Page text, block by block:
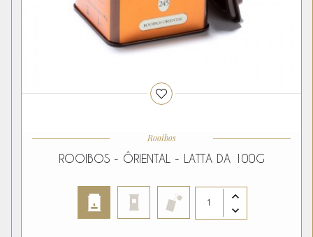
Rooibos
ROOIBOS - ÔRIENTAL - LATTA DA 100G